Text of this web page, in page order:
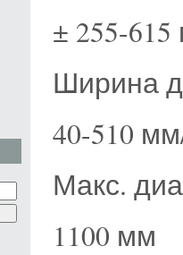
± 255-
Ширина
40-510
Макс.
1100 мм